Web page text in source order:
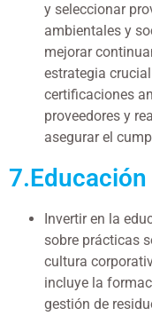
y seleccionar
ambientales y
mejorar
estrategia
certificaciones
proveedores y
asegurar el
Invertir en la
sobre prácticas
cultura
incluye la
gestión de